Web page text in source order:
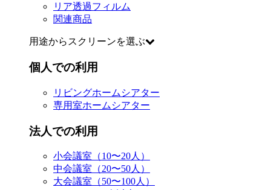
リア透過フィルム
関連商品
用途からスクリーンを選ぶ
個人での利用
リビングホームシアター
専用室ホームシアター
法人での利用
小会議室（10〜20人）
中会議室（20〜50人）
大会議室（50〜100人）